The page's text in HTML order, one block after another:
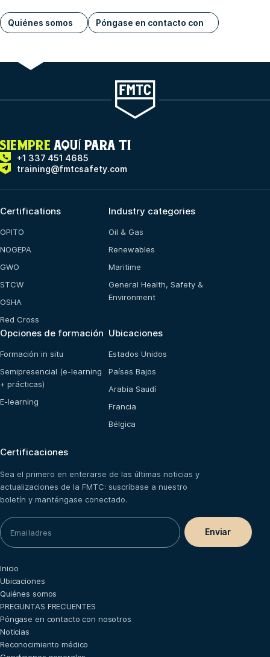
Quiénes somos Póngase en contacto con
SIEMPRE AQUÍ PARA TI
+1 337 451 4685
training@fmtcsafety.com
Certifications
OPITO
NOGEPA
GWO
STCW
OSHA
Red Cross
Industry categories
Oil & Gas
Renewables
Maritime
General Health, Safety &
Environment
Opciones de formación
Formación in situ
Semipresencial (e-learning
+ prácticas)
E-learning
Ubicaciones
Estados Unidos
Países Bajos
Arabia Saudí
Francia
Bélgica
Certificaciones
Sea el primero en enterarse de las últimas noticias y
actualizaciones de la FMTC: suscríbase a nuestro
boletín y manténgase conectado.
Inicio
Ubicaciones
Quiénes somos
PREGUNTAS FRECUENTES
Póngase en contacto con nosotros
Noticias
Reconocimiento médico